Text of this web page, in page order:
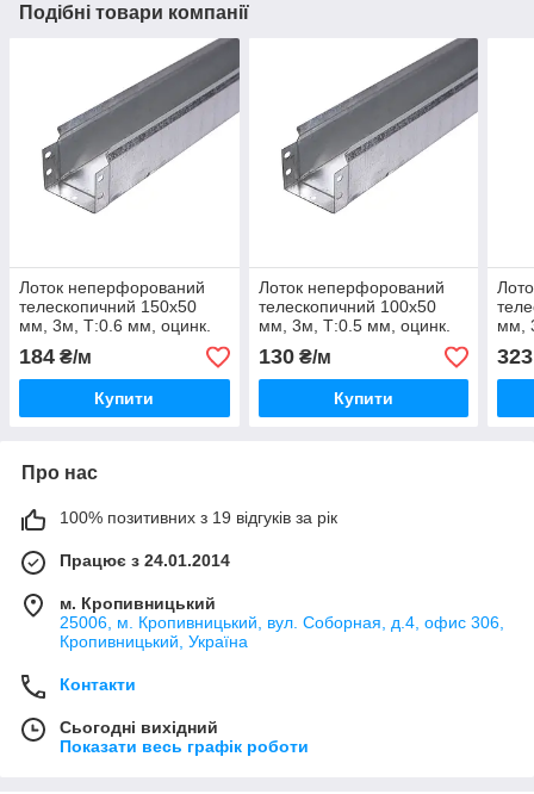
Подібні товари компанії
Лоток неперфорований
телескопичний 150х50
мм, 3м, Т:0.6 мм, оцинк.
Сталь
184 ₴/м
Купити
Лоток неперфорований
телескопичний 100х50
мм, 3м, Т:0.5 мм, оцинк.
Сталь
130₴/м
Купити
мм,
323
Про нас
100% позитивних з 19 відгуків за рік
Працює з 24.01.2014
м. Кропивницький
25006, м. Кропивницький, вул. Соборная, д.4, офис 306,
Кропивницький, Україна
Контакти
Сьогодні вихідний
Показати весь графік роботи